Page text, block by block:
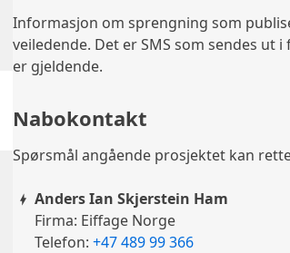
Informasjon om sprengning som
veiledende. Det er SMS som sendes ut
er gjeldende.
Nabokontakt
Spørsmål angående prosjektet kan
Anders Ian Skjerstein Ham
Firma: Eiffage Norge
Telefon: +47 489 99 366